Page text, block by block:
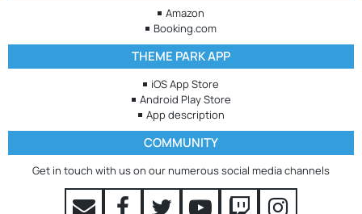
Amazon
Booking.com
THEME PARK APP
iOS App Store
Android Play Store
App description
COMMUNITY
Get in touch with us on our numerous social media channels